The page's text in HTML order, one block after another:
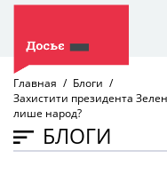
Главная
Блоги
Захистити президента
лише народ?
БЛОГИ